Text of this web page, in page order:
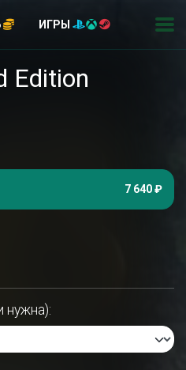
ИГРЫ
Edition
7 640 ₽
нужна):